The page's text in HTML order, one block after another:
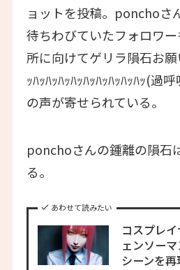
ョットを投稿。ponchoさ
待ちわびていたフォロワ
所に向けてゲリラ隕石お
ｯﾊｯﾊｯﾊｯﾊｯﾊｯﾊｯﾊｯﾊｯﾊｯ(過
の声が寄せられている。
ponchoさんの鍾離の隕石
る。
あわせて読みたい
コスプレ
ェンソー
シーンを再